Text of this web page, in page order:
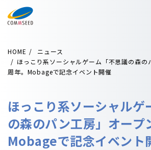
HOME
ニュース
ほっこり系ソーシャルゲーム「不思議の森
周年。Mobageで記念イベント開催
ほっこり系ソーシャルゲ
の森のパン工房」オープ
Mobageで記念イベント